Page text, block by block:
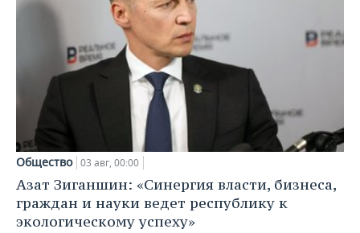
Общество 03 авг, 00:00
Азат Зиганшин: «Синергия власти, бизнеса,
граждан и науки ведет республику к
экологическому успеху»